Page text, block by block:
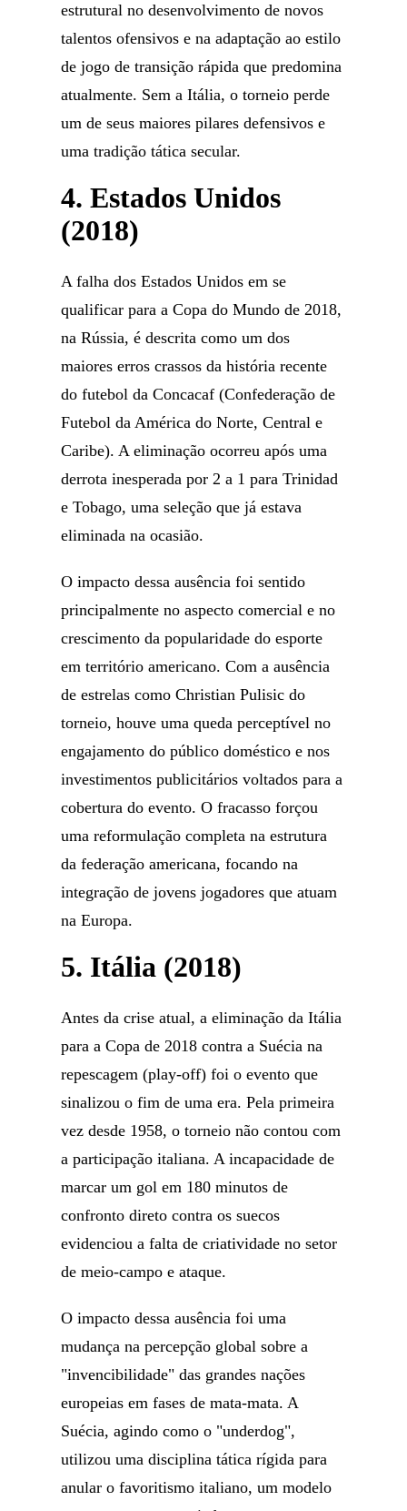
estrutural no desenvolvimento de novos
talentos ofensivos e na adaptação ao estilo
de jogo de transição rápida que predomina
atualmente. Sem a Itália, o torneio perde
um de seus maiores pilares defensivos e
uma tradição tática secular.
4. Estados Unidos
(2018)
A falha dos Estados Unidos em se
qualificar para a Copa do Mundo de 2018,
na Rússia, é descrita como um dos
maiores erros crassos da história recente
do futebol da Concacaf (Confederação de
Futebol da América do Norte, Central e
Caribe). A eliminação ocorreu após uma
derrota inesperada por 2 a 1 para Trinidad
e Tobago, uma seleção que já estava
eliminada na ocasião.
O impacto dessa ausência foi sentido
principalmente no aspecto comercial e no
crescimento da popularidade do esporte
em território americano. Com a ausência
de estrelas como Christian Pulisic do
torneio, houve uma queda perceptível no
engajamento do público doméstico e nos
investimentos publicitários voltados para a
cobertura do evento. O fracasso forçou
uma reformulação completa na estrutura
da federação americana, focando na
integração de jovens jogadores que atuam
na Europa.
5. Itália (2018)
Antes da crise atual, a eliminação da Itália
para a Copa de 2018 contra a Suécia na
repescagem (play-off) foi o evento que
sinalizou o fim de uma era. Pela primeira
vez desde 1958, o torneio não contou com
a participação italiana. A incapacidade de
marcar um gol em 180 minutos de
confronto direto contra os suecos
evidenciou a falta de criatividade no setor
de meio-campo e ataque.
O impacto dessa ausência foi uma
mudança na percepção global sobre a
"invencibilidade" das grandes nações
europeias em fases de mata-mata. A
Suécia, agindo como o "underdog",
utilizou uma disciplina tática rígida para
anular o favoritismo italiano, um modelo